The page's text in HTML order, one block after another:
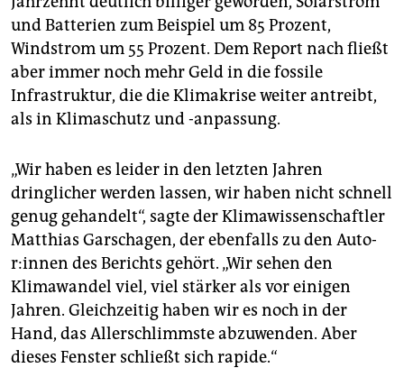
und Batterien zum Beispiel um 85 Prozent,
Windstrom um 55 Prozent. Dem Report nach fließt
aber immer noch mehr Geld in die fossile
Infrastruktur, die die Klimakrise weiter antreibt,
als in Klimaschutz und -anpassung.
„Wir haben es leider in den letzten Jahren
dringlicher werden lassen, wir haben nicht schnell
genug gehandelt“, sagte der Klimawissenschaftler
Matthias Garschagen, der ebenfalls zu den Au­to­
r:in­nen des Berichts gehört. „Wir sehen den
Klimawandel viel, viel stärker als vor einigen
Jahren. Gleichzeitig haben wir es noch in der
Hand, das Allerschlimmste abzuwenden. Aber
dieses Fenster schließt sich rapide.“